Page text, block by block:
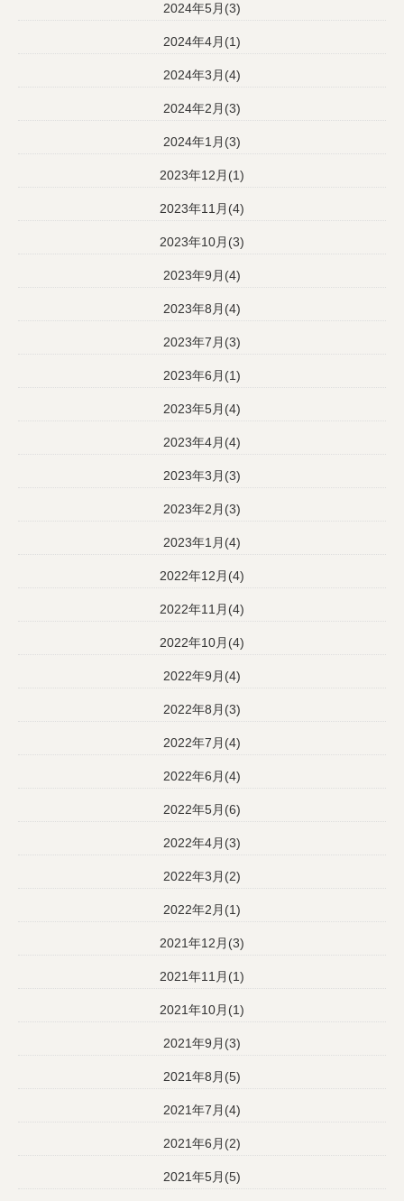
2024年5月(3)
2024年4月(1)
2024年3月(4)
2024年2月(3)
2024年1月(3)
2023年12月(1)
2023年11月(4)
2023年10月(3)
2023年9月(4)
2023年8月(4)
2023年7月(3)
2023年6月(1)
2023年5月(4)
2023年4月(4)
2023年3月(3)
2023年2月(3)
2023年1月(4)
2022年12月(4)
2022年11月(4)
2022年10月(4)
2022年9月(4)
2022年8月(3)
2022年7月(4)
2022年6月(4)
2022年5月(6)
2022年4月(3)
2022年3月(2)
2022年2月(1)
2021年12月(3)
2021年11月(1)
2021年10月(1)
2021年9月(3)
2021年8月(5)
2021年7月(4)
2021年6月(2)
2021年5月(5)